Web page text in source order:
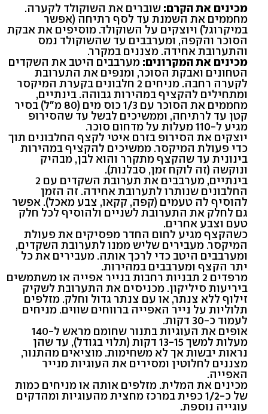
מכינים את הקרם: שוברים את השוקולד לקערה.
מחממים את השמנת עד לסף רתיחה (אפשר
במיקרוגל) ויוצקים על השוקולד. מוסיפים את אבקת
הסוכר והקפה, ומערבבים עד שהשוקולד נמס
והתערובת אחידה. מצננים במקרר.
מכינים את המקרונים: מערבבים היטב את השקדים
הטחונים ואבקת הסוכר, ומנפים את התערובת
לקערה רחבה. מניחים 2 חלבונים בקערת המיקסר
ומתחילים להקציף במהירות גבוהה. בינתיים,
מחממים את הסוכר עם 1/3 כוס מים (80 מ"ל) בסיר
קטן עד לרתיחה, וממשיכים לבשל עד שהסירופ
מגיע ל-110 מעלות על מדחום סוכר.
יוצקים את הסירופ בזרם איטי לקצף החלבונים תוך
כדי פעולת המיקסר. ממשיכים להקציף במהירות
בינונית עד שהקצף מתקרר והוא לבן, מבהיק
ונוקשה (זה לוקח זמן, סבלנות).
בינתיים, מערבבים את תערובת השקדים עם 2
החלבונים שנותרו לתערובת אחידה. זה הזמן
להוסיף לה טעמים (קפה, קקאו, צבע מאכל). אפשר
גם לחלק את התערובת לשניים ולהוסיף לכל חלק
טעם וצבע אחרים.
כשהקצף מגיע לחום החדר מפסיקים את פעולת
המיקסר. מעבירים שליש ממנו לתערובת השקדים,
ומערבבים היטב כדי לרכך אותה. מעבירים את כל
יתר הקצף ומערבבים במהירות.
מרפדים 2 תבניות רחבות בנייר אפייה או משתמשים
ביריעות סיליקון. מכניסים את התערובת לשקיק
זילוף ללא צנתר, או עם צנתר גדול וחלק. מזלפים
תלוליות על נייר האפייה ברווחים שווים. מניחים
לעמוד כ-30 דקות.
אופים את העוגיות בתנור שחומם מראש ל-140
מעלות למשך 13-15 דקות (תלוי בגודל), עד שהן
נראות יבשות אך לא משחימות. מוציאים מהתנור,
מצננים לחלוטין ומסירים את העוגיות מנייר
האפייה.
מכינים את המלית. מזלפים אותה או מניחים כמות
של כ-1/2 כפית במרכז מחצית מהעוגיות ומהדקים
עוגייה נוספת.